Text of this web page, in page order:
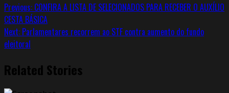
Previous: CONFIRA A LISTA DE SELECIONADOS PARA RECEBER O AUXÍLIO
CESTA BÁSICA
Next: Parlamentares recorrem ao STF contra aumento do fundo
eleitoral
Related Stories